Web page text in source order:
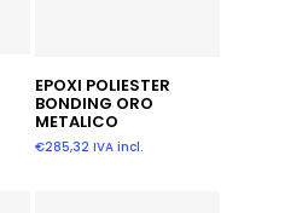
Añadir Al Carrito
EPOXI POLIESTER
BONDING ORO
METALICO
€285,32 IVA incl.